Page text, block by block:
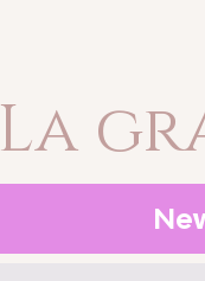
La